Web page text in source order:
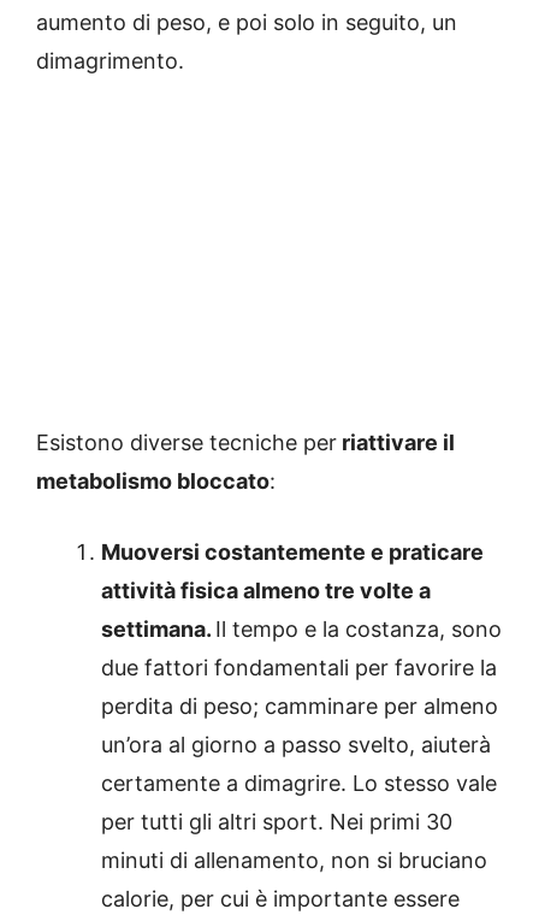
aumento di peso, e poi solo in seguito, un
dimagrimento.
Esistono diverse tecniche per riattivare il
metabolismo bloccato:
Muoversi costantemente e praticare
attività fisica almeno tre volte a
settimana. Il tempo e la costanza, sono
due fattori fondamentali per favorire la
perdita di peso; camminare per almeno
un’ora al giorno a passo svelto, aiuterà
certamente a dimagrire. Lo stesso vale
per tutti gli altri sport. Nei primi 30
minuti di allenamento, non si bruciano
calorie, per cui è importante essere